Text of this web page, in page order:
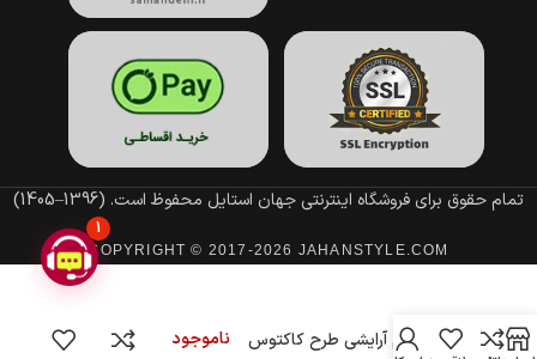
تمام حقوق برای فروشگاه اینترنتی جهان استایل محفوظ است. (1396–1405)
COPYRIGHT © 2017-2026 JAHANSTYLE.COM
کیف لوازم آرایشی طرح کاکتوس ناموجود
1